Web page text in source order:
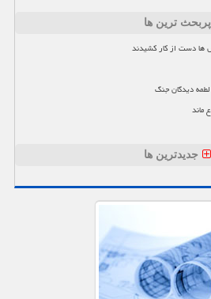
پربحث ترین ها
ها دست از کار کشیدند
دیدگان جنگ
ماند
جدیدترین ها